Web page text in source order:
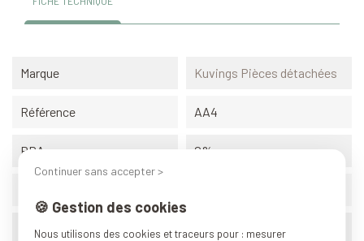
Marque Kuvings Pièces détachées
Référence AA4
BPA 0%
Poids (conditionnement) 0.150 kg
Continuer sans accepter >
🍪 Gestion des cookies
Nous utilisons des cookies et traceurs pour : mesurer